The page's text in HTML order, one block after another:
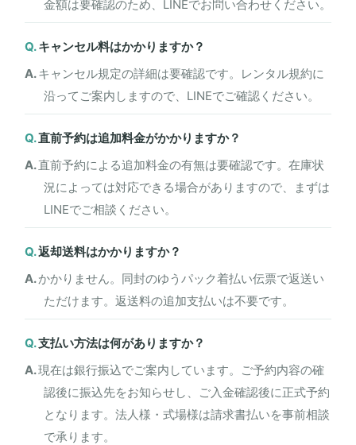
金額は要確認のため、LINEでお問い合わせください。
キャンセル料はかかりますか？
キャンセル規定の詳細は要確認です。レンタル規約に
沿ってご案内しますので、LINEでご確認ください。
直前予約は追加料金がかかりますか？
直前予約による追加料金の有無は要確認です。在庫状
況によっては対応できる場合がありますので、まずは
LINEでご相談ください。
返却送料はかかりますか？
かかりません。同封のゆうパック着払い伝票で返送い
ただけます。返送料の追加支払いは不要です。
支払い方法は何がありますか？
現在は銀行振込でご案内しています。ご予約内容の確
認後に振込先をお知らせし、ご入金確認後に正式予約
となります。法人様・式場様は請求書払いを事前相談
で承ります。